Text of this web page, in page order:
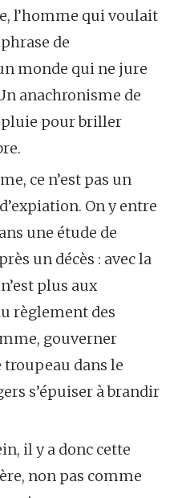
l’homme qui voulait
de
monde qui ne jure
anachronisme de
pluie pour briller
ce n’est pas un
On y entre
une étude de
un décès : avec la
plus aux
règlement des
gouverner
troupeau dans le
s’épuiser à brandir
il y a donc cette
non pas comme